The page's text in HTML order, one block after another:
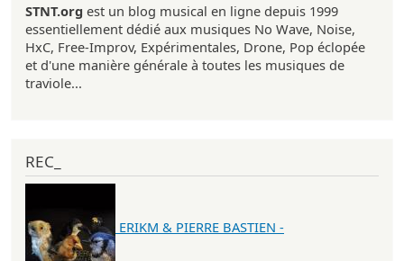
STNT.org est un blog musical en ligne depuis 1999
essentiellement dédié aux musiques No Wave, Noise,
HxC, Free-Improv, Expérimentales, Drone, Pop éclopée
et d'une manière générale à toutes les musiques de
traviole...
REC_
ERIKM & PIERRE BASTIEN -